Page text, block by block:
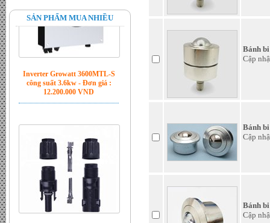
SẢN PHẨM MUA NHIỀU
Inverter Growatt 3600MTL-S
Jack MC4 đầu bấm chính hãng
- Đơn giá : LiÃªn há»‡
Bánh
Cập
Bánh
Cập
Bánh
Cập